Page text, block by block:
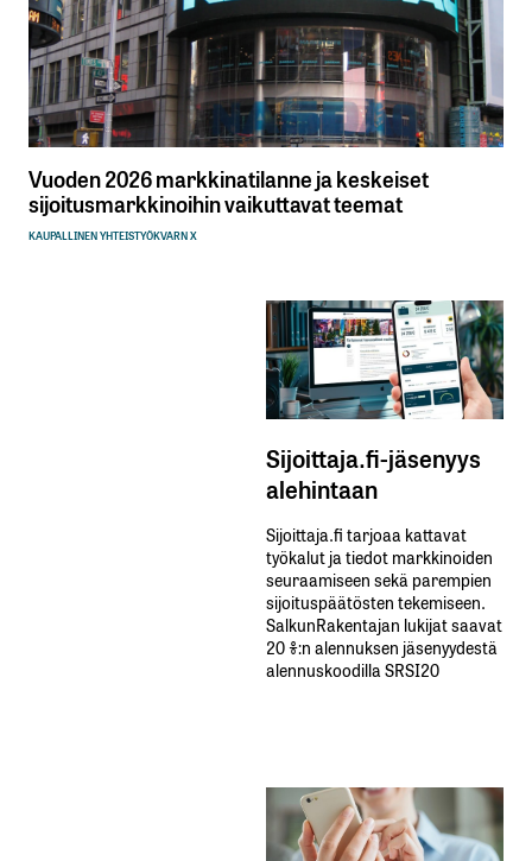
Vuoden 2026 markkinatilanne ja keskeiset
sijoitusmarkkinoihin vaikuttavat teemat
KAUPALLINEN YHTEISTYÖKVARN X
Sijoittaja.fi-jäsenyys
alehintaan
Sijoittaja.fi tarjoaa kattavat
työkalut ja tiedot markkinoiden
seuraamiseen sekä parempien
sijoituspäätösten tekemiseen.
SalkunRakentajan lukijat saavat
20 %:n alennuksen jäsenyydestä
alennuskoodilla SRSI20